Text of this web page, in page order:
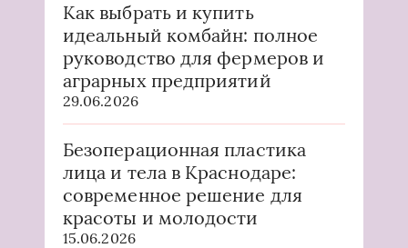
Как выбрать и купить
идеальный комбайн: полное
руководство для фермеров и
аграрных предприятий
29.06.2026
Безоперационная пластика
лица и тела в Краснодаре:
современное решение для
красоты и молодости
15.06.2026